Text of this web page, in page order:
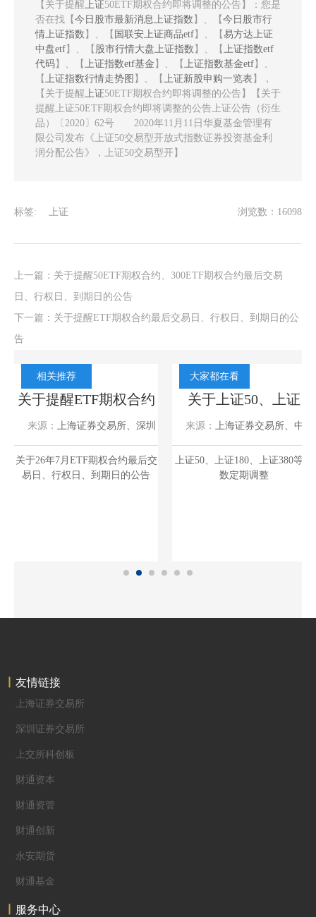
【关于提醒上证50ETF期权合约即将调整的公告】：您是
否在找【 今日股市最新消息上证指数 】、【 今日股市行
情上证指数 】、【 国联安上证商品etf 】、【 易方达上证
中盘etf 】、【 股市行情大盘上证指数 】、【 上证指数etf
代码 】、【 上证指数etf基金 】、【 上证指数基金etf 】、
【 上证指数行情走势图 】、【 上证新股申购一览表 】，
【关于提醒上证50ETF期权合约即将调整的公告】【关于
提醒上证50ETF期权合约即将调整的公告上证公告（衍生
品）〔2020〕62号 2020年11月11日华夏基金管理有
限公司发布《上证50交易型开放式指数证券投资基金利
润分配公告》，上证50交易型开】
标签: 上证 浏览数：16098
上一篇： 关于提醒50ETF期权合约、300ETF期权合约最后交易
日、行权日、到期日的公告
下一篇： 关于提醒ETF期权合约最后交易日、行权日、到期日的公
告
相关推荐
关于提醒ETF期权合约
最后交易日、行权日、
到期日的公告
来源： 上海证券交易所、深圳
关于26年7月ETF期权合约最后交
易日、行权日、到期日的公告
大家都在看
关于上证50、上证
180、上证380等指数定
期调整结果的公告
来源： 上海证券交易所、中证
上证50、上证180、上证380等指
数定期调整
友情链接
上海证券交易所
深圳证券交易所
上交所科创板
财通资本
财通资管
财通创新
永安期货
财通基金
服务中心